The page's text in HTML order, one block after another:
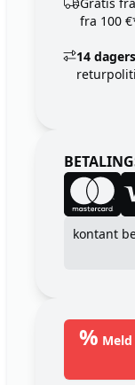
fra 100
14 dagers
kontant
%